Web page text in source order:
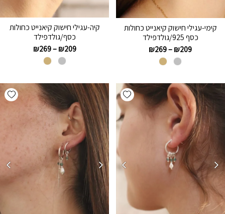
קימי-עגילי חישוק קיאנייט כחולות
כסף 925/גולדפילד
₪209
–
₪269
קיה-עגילי חישוק קיאנייט כחולות
כסף/גולדפילד
₪209
–
₪269
Add wishlist